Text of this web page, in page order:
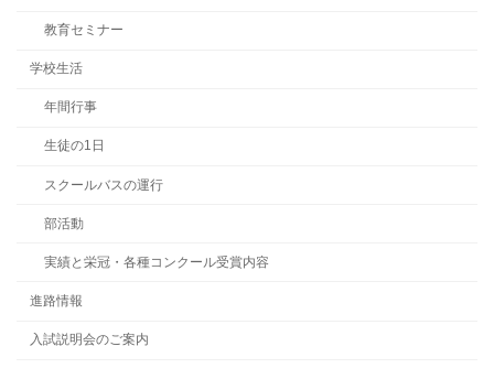
教育セミナー
学校生活
年間行事
生徒の1日
スクールバスの運行
部活動
実績と栄冠・各種コンクール受賞内容
進路情報
入試説明会のご案内